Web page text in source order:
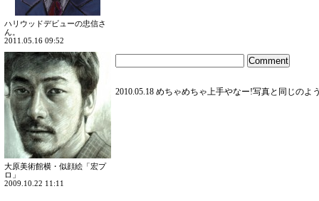
ハリウッドデビューの忠信さ
ん。
2011.05.16 09:52
大原美術館横・似顔絵「宏プ
ロ」
2009.10.22 11:11
2010.05.18 めちゃめちゃ上手やなー!写真と同じのよ